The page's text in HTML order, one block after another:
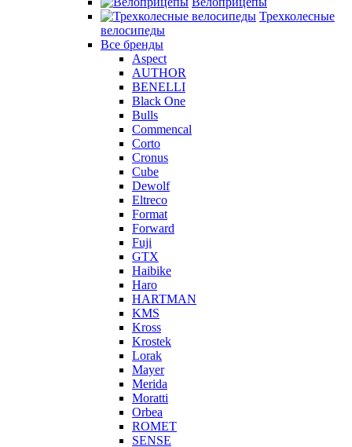
Трехколесные
велосипеды
Все бренды
Aspect
AUTHOR
BENELLI
Black One
Bulls
Commencal
Corto
Cronus
Cube
Dewolf
Eltreco
Format
Forward
Fuji
GTX
Haibike
Haro
HARTMAN
KMS
Kross
Krostek
Lorak
Mayer
Merida
Moratti
Orbea
ROMET
SENSE